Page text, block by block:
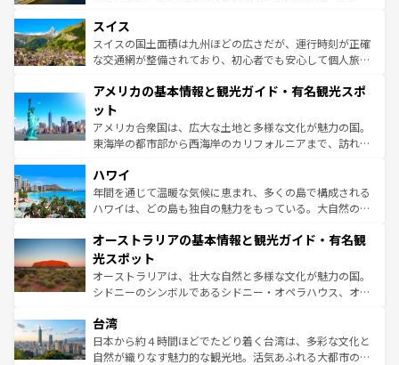
を参照してほしい。
は、お酒好きな人にはぜひ体験してほしい。 なお、新着の
ドイツ情報はコンテンツ一覧を参照してほしい。
リアごとに異なる魅力がある。また、優雅なアフタヌーン
ティー、ビール好きにはたまらない英国パブ、サッカー観
戦など、本場だからこそできる体験も豊富。イギリスを旅
ンツ一覧を参照してほしい。
スイス
スイスの国土面積は九州ほどの広さだが、運行時刻が正確
な交通網が整備されており、初心者でも安心して個人旅行
の建物がそのまま残る町や、スイスならではのユニークな
博物館もあり、アルプス観光だけでなく町歩きも満喫する
ことができる。国民の所得が高いため物価も高いが、旅行
者向けの交通パス提供のサービスもあり、うまく活用すれ
着のスイス情報は
アメリカの基本情報と観光ガイド・有名観光スポ
ット
アメリカ合衆国は、広大な土地と多様な文化が魅力の国。
東海岸の都市部から西海岸のカリフォルニアまで、訪れる
のような巨大都市は、観光、ショッピング、エンターテイ
ンメントが詰まった刺激的なスポットだ。一方、アメリカ
西部には大自然が広がり、グランドキャニオンやイエロー
部のニューオーリンズでは、音楽と美食が融合した独特の
文化が魅力。旅行者はアメリカの各地域で異なる魅力を楽
しみながら、その多様性と豊かな歴史を感じることができ
るだろう。車でのロードトリップや列車の旅も、アメリカ
情報は
ハワイ
年間を通じて温暖な気候に恵まれ、多くの島で構成される
ハワイは、どの島も独自の魅力をもっている。大自然の神
ワイ島は見逃せない。また、定番の観光地といえばオアフ
島だが、静かな自然を求めるならマウイ島やカウアイ島が
おすすめ。エメラルドグリーンに輝く海をはじめ、豊かな
文化や歴史が息づいている。「アロハスピリット」と呼ば
人々、おいしいローカルフードやハワイアンミュージッ
ク、伝統的なフラダンスなど、すべてがハワイの魅力を彩
っている。訪れるたびに新しい発見と感動が待っているハ
オーストラリアの基本情報と観光ガイド・有名観
光スポット
オーストラリアは、壮大な自然と多様な文化が魅力の国。
シドニーのシンボルであるシドニー・オペラハウス、オー
リアリーフや大陸中央部にそびえるウルル（エアーズロッ
ク）、タスマニアの美しい原生林やケアンズの熱帯雨林な
ど、見どころがたくさん。また、カフェやワイン、オージ
台湾
日本から約４時間ほどでたどり着く台湾は、多彩な文化と
自然が織りなす魅力的な観光地。活気あふれる大都市の台